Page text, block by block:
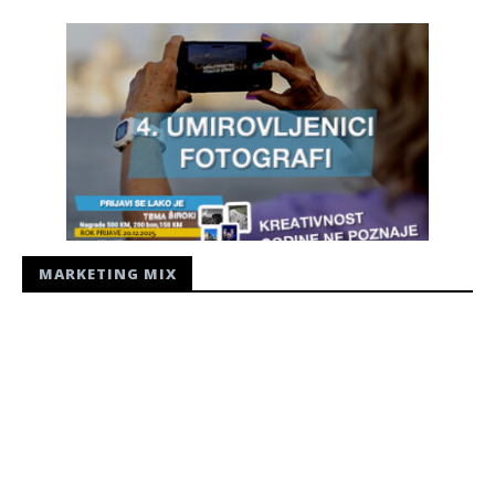
MARKETING MIX